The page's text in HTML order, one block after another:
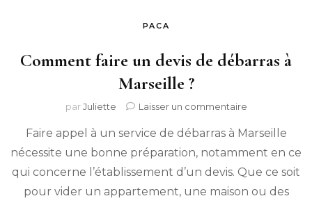
PACA
Comment faire un devis de débarras à
Marseille ?
parJuliette Laisser un commentairesur
faire
de
débarras
Faire appel à un service de débarras à Marseille
nécessite une bonne préparation, notamment en ce
qui concerne l’établissement d’un devis. Que ce soit
pour vider un appartement, une maison ou des